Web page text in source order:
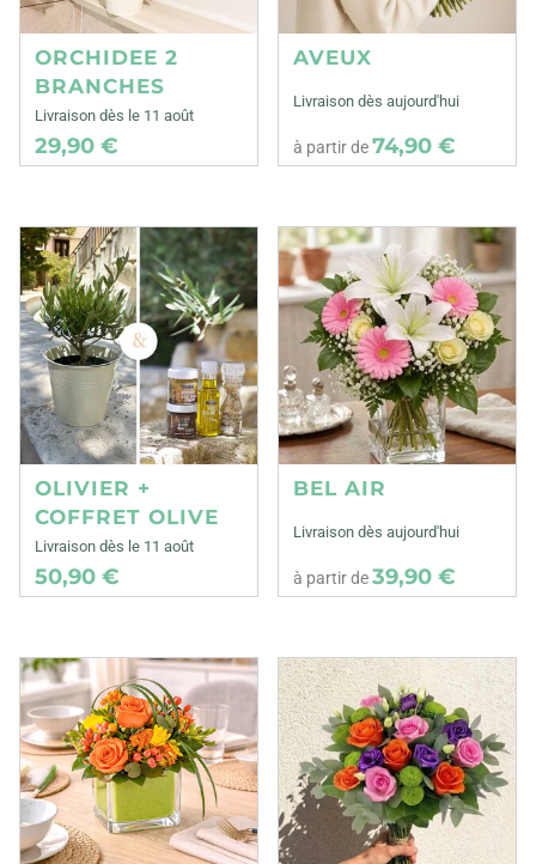
ORCHIDEE 2
BRANCHES
Livraison dès le 11 août
29,90 €
AVEUX
Livraison dès aujourd'hui
à partir de74,90 €
OLIVIER +
COFFRET OLIVE
Livraison dès le 11 août
50,90 €
BEL AIR
Livraison dès aujourd'hui
à partir de39,90 €